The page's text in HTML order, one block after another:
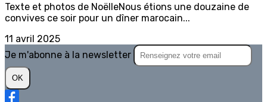
Texte et photos de NoëlleNous étions une douzaine de
convives ce soir pour un dîner marocain...
11 avril 2025
Je m'abonne à la newsletter
OK